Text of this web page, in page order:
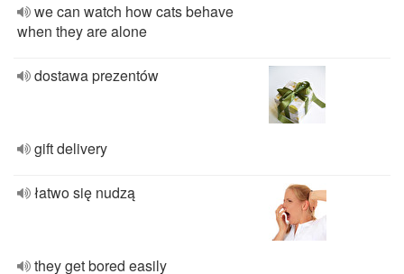
we can watch how cats behave
when they are alone
dostawa prezentów
gift delivery
łatwo się nudzą
they get bored easily